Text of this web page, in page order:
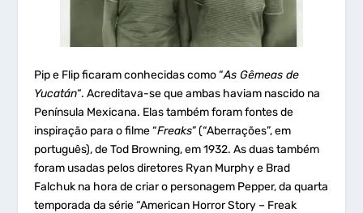
Pip e Flip ficaram conhecidas como “As Gêmeas de
Yucatán“. Acreditava-se que ambas haviam nascido na
Península Mexicana. Elas também foram fontes de
inspiração para o filme “Freaks” (“Aberrações”, em
português), de Tod Browning, em 1932. As duas também
foram usadas pelos diretores Ryan Murphy e Brad
Falchuk na hora de criar o personagem Pepper, da quarta
temporada da série “American Horror Story – Freak